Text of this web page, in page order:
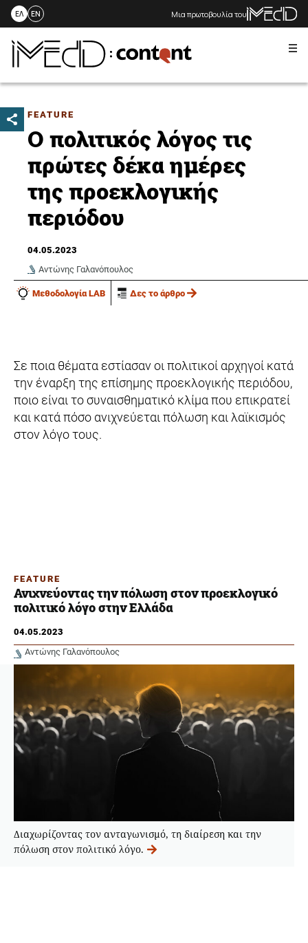
Skip
content
ΕΛ EN Μια πρωτοβουλία του
FEATURE
Ο πολιτικός λόγος τις
πρώτες δέκα ημέρες
της προεκλογικής
περιόδου
04.05.2023
Αντώνης Γαλανόπουλος
Μεθοδολογία LAB Δες το άρθρο
Σε ποια θέματα εστίασαν οι πολιτικοί αρχηγοί κατά
την έναρξη της επίσημης προεκλογικής περιόδου,
ποιο είναι το συναισθηματικό κλίμα που επικρατεί
και κατά πόσο ανιχνεύεται πόλωση και λαϊκισμός
στον λόγο τους.
FEATURE
Ανιχνεύοντας την πόλωση στον προεκλογικό
πολιτικό λόγο στην Ελλάδα
04.05.2023
Αντώνης Γαλανόπουλος
Διαχωρίζοντας τον ανταγωνισμό, τη διαίρεση και την
πόλωση στον πολιτικό λόγο.